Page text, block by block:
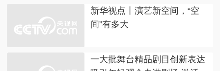
新华视点丨演艺新空间，“空
间”有多大
一大批舞台精品剧目创新表达